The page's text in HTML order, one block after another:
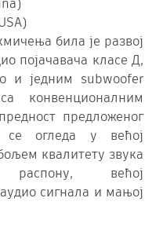
била је развој
појачавача класе Д,
и једним subwoofer
конвенционалним
предложеног
огледа у већој
квалитету звука
већој
сигнала и мањој